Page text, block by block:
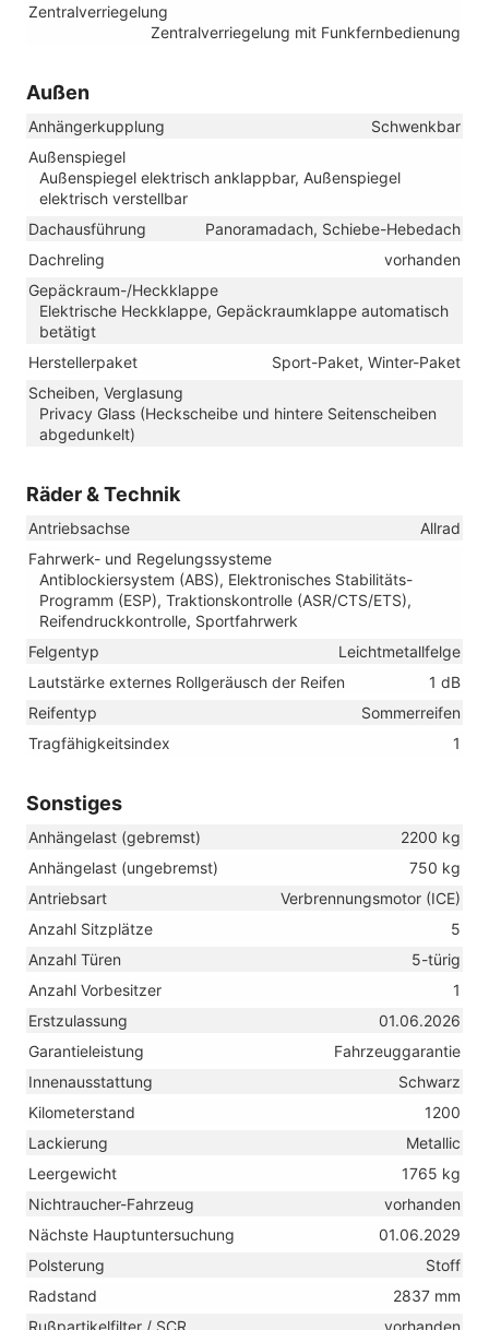
Zentralverriegelung
Zentralverriegelung mit Funkfernbedienung
Außen
Anhängerkupplung
Schwenkbar
Außenspiegel
Außenspiegel elektrisch anklappbar, Außenspiegel
elektrisch verstellbar
Dachausführung
Panoramadach, Schiebe-Hebedach
Dachreling
vorhanden
Gepäckraum-/Heckklappe
Elektrische Heckklappe, Gepäckraumklappe automatisch
betätigt
Herstellerpaket
Sport-Paket, Winter-Paket
Scheiben, Verglasung
Privacy Glass (Heckscheibe und hintere Seitenscheiben
abgedunkelt)
Räder & Technik
Antriebsachse
Allrad
Fahrwerk- und Regelungssysteme
Antiblockiersystem (ABS), Elektronisches Stabilitäts-
Programm (ESP), Traktionskontrolle (ASR/CTS/ETS),
Reifendruckkontrolle, Sportfahrwerk
Felgentyp
Leichtmetallfelge
Lautstärke externes Rollgeräusch der Reifen
1 dB
Reifentyp
Sommerreifen
Tragfähigkeitsindex
1
Sonstiges
Anhängelast (gebremst)
2200 kg
Anhängelast (ungebremst)
750 kg
Antriebsart
Verbrennungsmotor (ICE)
Anzahl Sitzplätze
5
Anzahl Türen
5-türig
Anzahl Vorbesitzer
1
Erstzulassung
01.06.2026
Garantieleistung
Fahrzeuggarantie
Innenausstattung
Schwarz
Kilometerstand
1200
Lackierung
Metallic
Leergewicht
1765 kg
Nichtraucher-Fahrzeug
vorhanden
Nächste Hauptuntersuchung
01.06.2029
Polsterung
Stoff
Radstand
2837 mm
Rußpartikelfilter / SCR
vorhanden